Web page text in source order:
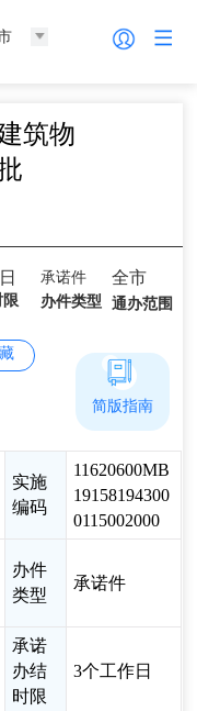
筑物
承诺件
办件类型
全市
通办范围
实施
编码
11620600MB
19158194300
0115002000
办件
类型
承诺件
承诺
办结
时限
3个工作日
简版指南